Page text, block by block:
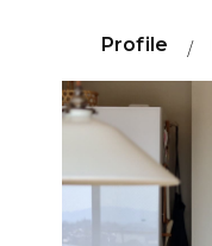
Profile